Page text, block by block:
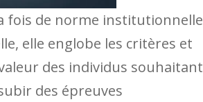
fois de norme institutionnelle
elle englobe les critères et
des individus souhaitant
des épreuves